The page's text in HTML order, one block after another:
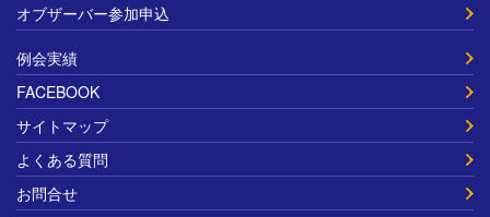
オブザーバー参加申込
例会実績
FACEBOOK
サイトマップ
よくある質問
お問合せ